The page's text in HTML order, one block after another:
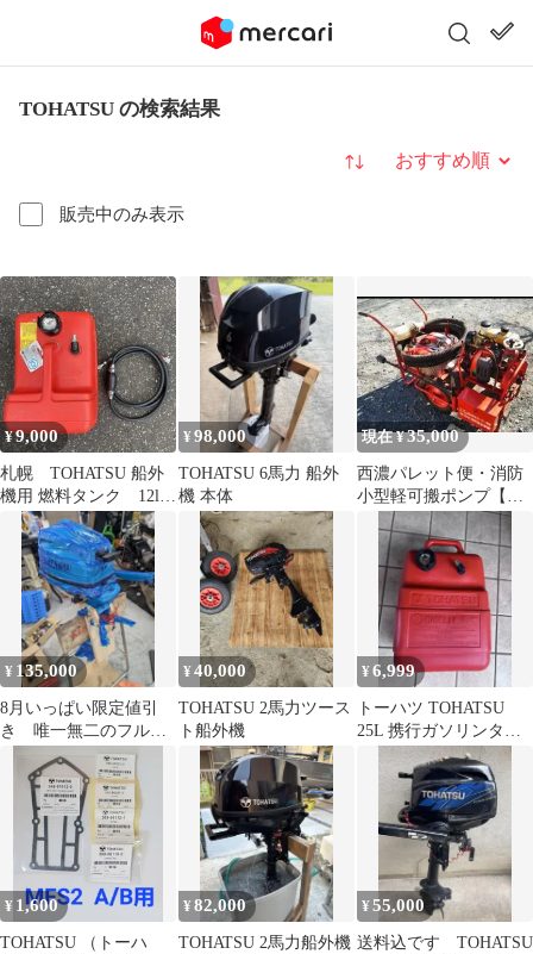
TOHATSU の検索結果
販売中のみ表示
並び替え
¥9,000
札幌 TOHATSU 船外
機用 燃料タンク 12l
ホース付き
¥98,000
TOHATSU 6馬力 船外
機 本体
現在 ¥35,000
西濃パレット便・消防
小型軽可搬ポンプ【動
作確認済】
¥ 135,000
8月いっぱい限定値引
き 唯一無二のフルチ
ューン TOHATSU 2馬
力3.5改
¥40,000
TOHATSU 2馬力ツース
ト船外機
¥6,999
トーハツ TOHATSU
25L 携行ガソリンタン
ク 船外機用 燃料タンク
¥ 1,600
TOHATSU （トーハ
¥82,000
TOHATSU 2馬力船外機
¥55,000
送料込です TOHATSU